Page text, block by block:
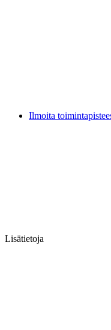
Ilmoita
Lisätietoja